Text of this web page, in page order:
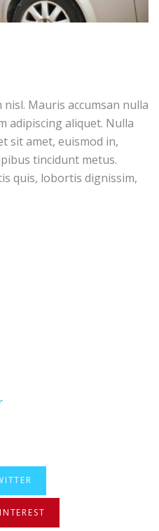
Mauris accumsan nulla
adipiscing aliquet. Nulla
sit amet, euismod in,
tincidunt metus.
quis, lobortis dignissim,